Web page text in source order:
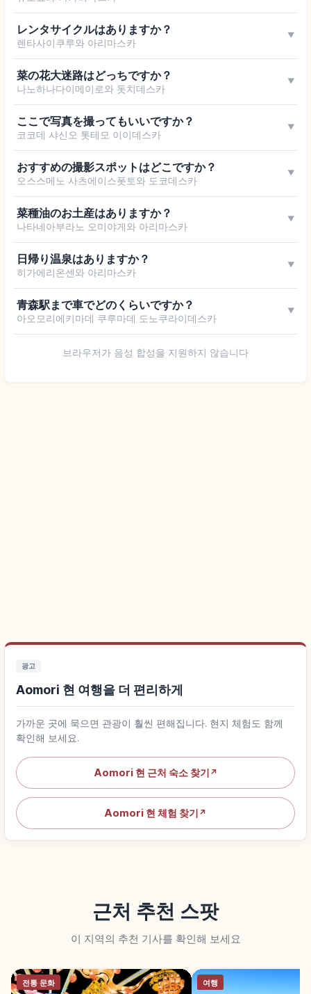
レンタサイクルはありますか？
렌타사이쿠루와 아리마스카
▼
菜の花大迷路はどっちですか？
나노하나다이메이로와 돗치데스카
▼
ここで写真を撮ってもいいですか？
코코데 샤신오 톳테모 이이데스카
▼
おすすめの撮影スポットはどこですか？
오스스메노 사츠에이스폿토와 도코데스카
▼
菜種油のお土産はありますか？
나타네아부라노 오미야게와 아리마스카
▼
日帰り温泉はありますか？
히가에리온센와 아리마스카
▼
青森駅まで車でどのくらいですか？
아오모리에키마데 쿠루마데 도노쿠라이데스카
▼
브라우저가 음성 합성을 지원하지 않습니다
광고
Aomori 현 여행을 더 편리하게
가까운 곳에 묵으면 관광이 훨씬 편해집니다. 현지 체험도 함께
확인해 보세요.
Aomori 현 근처 숙소 찾기 ↗
Aomori 현 체험 찾기 ↗
근처 추천 스팟
이 지역의 추천 기사를 확인해 보세요
전통 문화 여행